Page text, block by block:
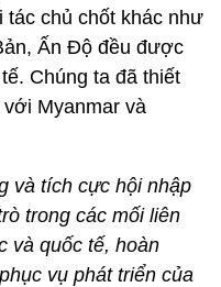
tác chủ chốt khác như
Ấn Độ đều được
Chúng ta đã thiết
với Myanmar và
và tích cực hội nhập
trong các mối liên
và quốc tế, hoàn
ục vụ phát triển của